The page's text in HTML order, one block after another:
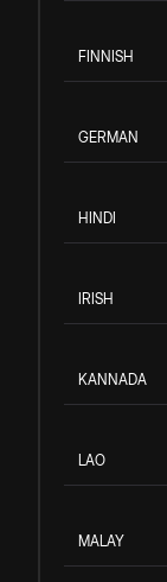
FINNISH
GERMAN
HINDI
IRISH
KANNADA
LAO
MALAY